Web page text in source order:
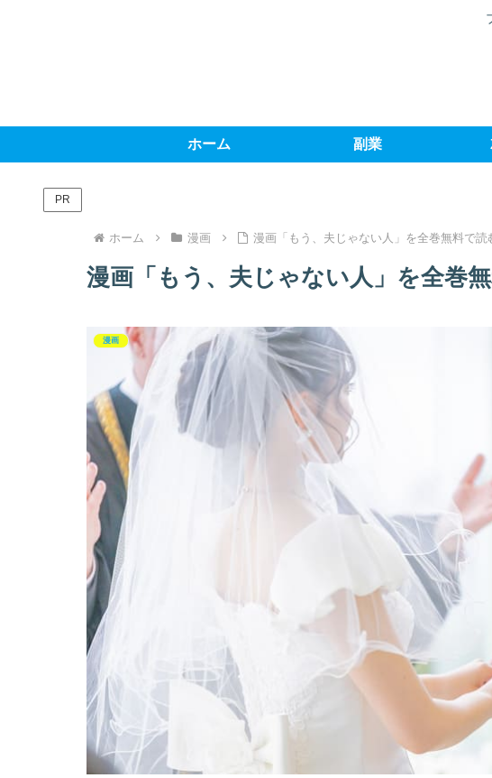
ホーム 副業
PR
ホーム 漫画 漫画「もう、夫じゃない人」を全巻無料で読
漫画「もう、夫じゃない人」を全巻
漫画